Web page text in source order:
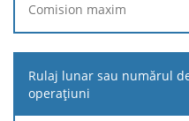
Comision
pentru
operațiune